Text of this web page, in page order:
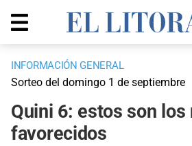
INFORMACIÓN GENERAL
Sorteo del domingo 1 de septiembre
Quini 6: estos son los
favorecidos